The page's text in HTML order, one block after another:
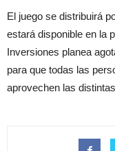
El juego se distribuirá
estará disponible en la
Inversiones planea
para que todas las
aprovechen las